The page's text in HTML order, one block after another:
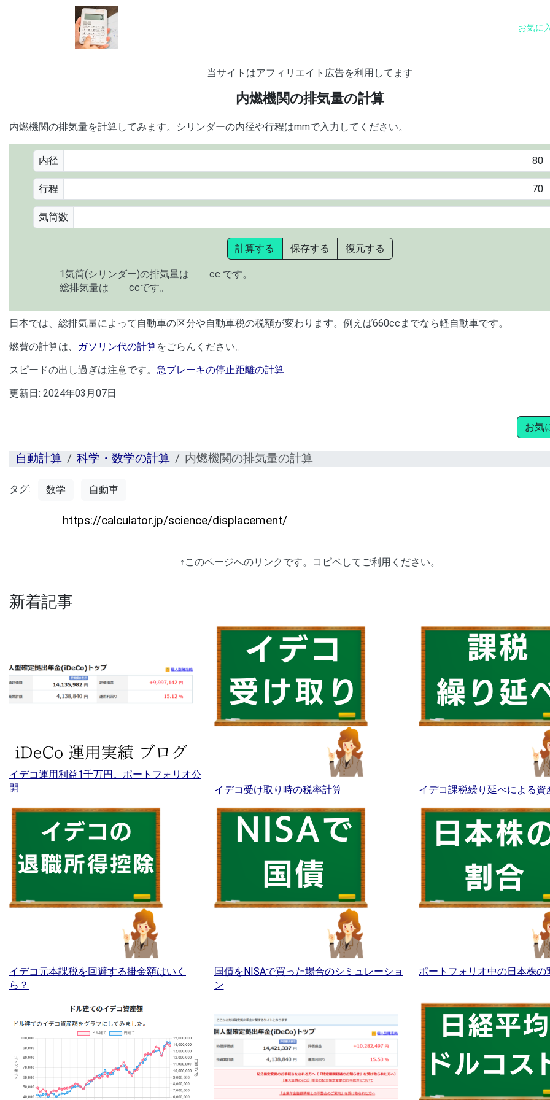
お気に
当サイトはアフィリエイト広告を利用してます
内燃機関の排気量の計算
内燃機関の排気量を計算してみます。シリンダーの内径や行程はmmで入力してください。
内径
行程
気筒数
計算する 保存する 復元する
1気筒(シリンダー)の排気量は
cc です。
総排気量は
ccです。
日本では、総排気量によって自動車の区分や自動車税の税額が変わります。例えば660ccまでなら軽自動車です。
燃費の計算は、
ガソリン代の計算をごらんください。
スピードの出し過ぎは注意です。 急ブレーキの停止距離の計算
更新日: 2024年03月07日
お気
自動計算 科学・数学の計算 内燃機関の排気量の計算
タグ: 数学 自動車
↑このページへのリンクです。コピペしてご利用ください。
新着記事
イデコ運用利益1千万円。ポートフォリオ公
開
イデコ受け取り時の税率計算 イデコ課税繰り延べによる資
イデコ元本課税を回避する掛金額はいく
ら？
国債をNISAで買った場合のシミュレーショ
ン
ポートフォリオ中の日本株の